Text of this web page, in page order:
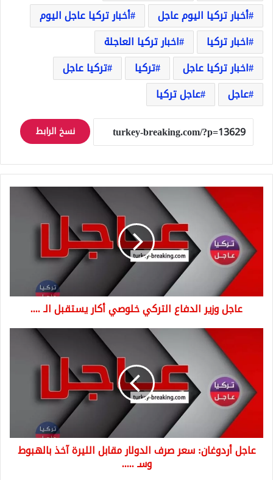
أخبار تركيا اليوم عاجل
أخبار تركيا عاجل اليوم
اخبار تركيا
اخبار تركيا العاجلة
اخبار تركيا عاجل
تركيا
تركيا عاجل
عاجل
عاجل تركيا
نسخ الرابط
التركي
خلوصي
أكار
يستقبل
....
عاجل وزير الدفاع التركي خلوصي أكار يستقبل الـ ....
الدولار
مقابل
الليرة
بالهبوط
وسـ
عاجل أردوغان: سعر صرف الدولار مقابل الليرة آخذ بالهبوط
وسـ .....